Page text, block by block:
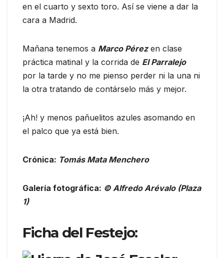
en el cuarto y sexto toro. Así se viene a dar la
cara a Madrid.
Mañana tenemos a Marco Pérezen clase
práctica matinal y la corrida de El Parralejo
por la tarde y no me pienso perder ni la una ni
la otra tratando de contárselo más y mejor.
¡Ah! y menos pañuelitos azules asomando en
el palco que ya está bien.
Crónica: Tomás Mata Menchero
Galería fotográfica: © Alfredo Arévalo (Plaza
1)
Ficha del Festejo: